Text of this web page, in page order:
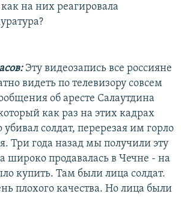
на них реагировала
Эту видеозапись все россияне
видеть по телевизору совсем
об аресте Салаутдина
как раз на этих кадрах
убивал солдат, перерезая им горло
Три года назад мы получили эту
широко продавалась в Чечне - на
купить. Там были лица солдат.
плохого качества. Но лица были